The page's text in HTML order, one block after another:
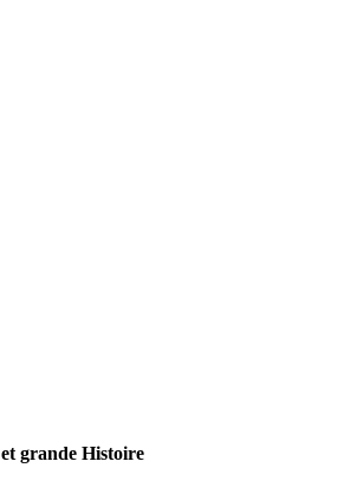
grande Histoire